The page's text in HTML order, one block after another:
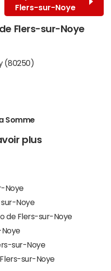
Flers-sur-Noye
Flers-sur-Noye
(80250)
Somme
plus
Noye
Noye
de Flers-sur-Noye
Noye
sur-Noye
sur-Noye